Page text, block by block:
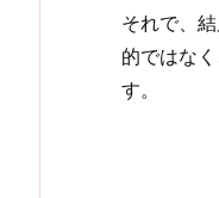
それで、
的ではな
す。